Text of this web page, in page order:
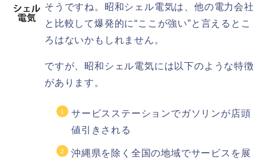
そうですね。昭和シェル電気は、他の電力会社
と比較して爆発的に“ここが強い”と言えるとこ
ろはないかもしれません。
ですが、昭和シェル電気には以下のような特徴
があります。
サービスステーションでガソリンが店頭
値引きされる
沖縄県を除く全国の地域でサービスを展